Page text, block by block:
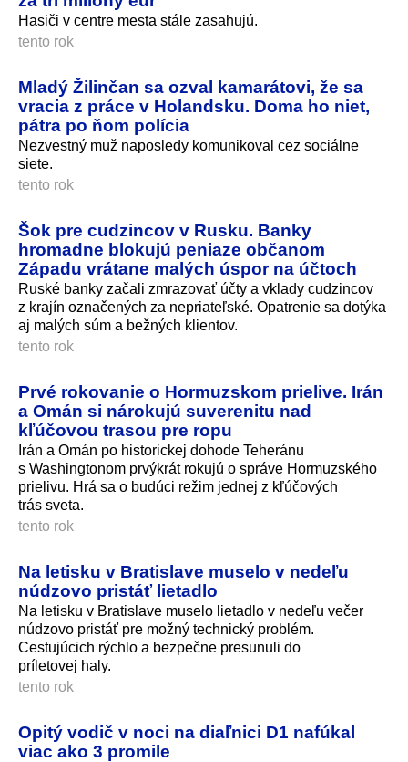
Hasiči v centre mesta stále zasahujú.
tento rok
Mladý Žilinčan sa ozval kamarátovi, že sa
vracia z práce v Holandsku. Doma ho niet,
pátra po ňom polícia
Nezvestný muž naposledy komunikoval cez sociálne
siete.
tento rok
Šok pre cudzincov v Rusku. Banky
hromadne blokujú peniaze občanom
Západu vrátane malých úspor na účtoch
Ruské banky začali zmrazovať účty a vklady cudzincov
z krajín označených za nepriateľské. Opatrenie sa dotýka
aj malých súm a bežných klientov.
tento rok
Prvé rokovanie o Hormuzskom prielive. Irán
a Omán si nárokujú suverenitu nad
kľúčovou trasou pre ropu
Irán a Omán po historickej dohode Teheránu
s Washingtonom prvýkrát rokujú o správe Hormuzského
prielivu. Hrá sa o budúci režim jednej z kľúčových
trás sveta.
tento rok
Na letisku v Bratislave muselo v nedeľu
núdzovo pristáť lietadlo
Na letisku v Bratislave muselo lietadlo v nedeľu večer
núdzovo pristáť pre možný technický problém.
Cestujúcich rýchlo a bezpečne presunuli do
príletovej haly.
tento rok
Opitý vodič v noci na diaľnici D1 nafúkal
viac ako 3 promile